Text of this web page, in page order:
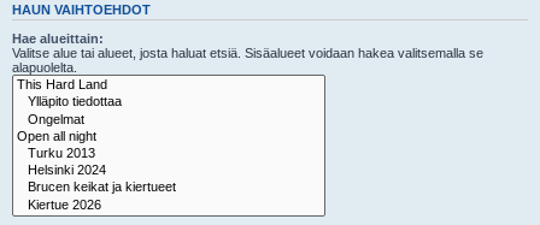
HAUN VAIHTOEHDOT
Hae alueittain:
Valitse alue tai alueet, josta haluat etsiä. Sisäalueet voidaan hakea valitsemalla se
alapuolelta.